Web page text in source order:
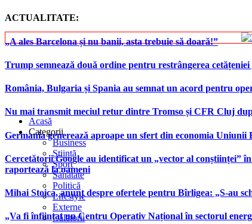
ACTUALITATE:
„A ales Barcelona și nu banii, asta trebuie să doară!”
Trump semnează două ordine pentru restrângerea
România, Bulgaria și Spania au semnat un acord pentru
Nu mai transmit meciul retur dintre Tromso și CFR Cluj
Germania generează aproape un sfert din economia
Cercetătorii Google au identificat un „vector al conștiinței”
raportează la oameni
Mihai Stoica, anunț despre ofertele pentru Bîrligea: „S-au
„Va fi înființat un Centru Operativ Național în sectorul
Acasă
Categorii
Business
Știință
Sport
Sănătate
Politică
Lifestyle
Externe
Călătorii